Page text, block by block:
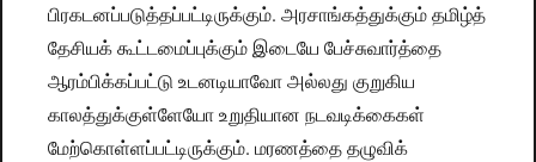
பிரகடனப்படுத்தப்பட்டிருக்கும். அரசாங்கத்துக்கும் தமிழ்த்
தேசியக் கூட்டமைப்புக்கும் இடையே பேச்சுவார்த்தை
ஆரம்பிக்கப்பட்டு உடனடியாவோ அல்லது குறுகிய
காலத்துக்குள்ளேயோ உறுதியான நடவடிக்கைகள்
மேற்கொள்ளப்பட்டிருக்கும். மரணத்தை தழுவிக்